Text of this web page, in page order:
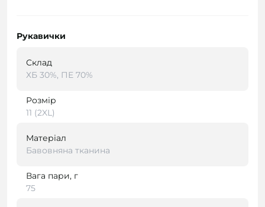
Рукавички
Склад
ХБ 30%, ПЕ 70%
Розмір
11 (2XL)
Матеріал
Бавовняна тканина
Вага пари, г
75